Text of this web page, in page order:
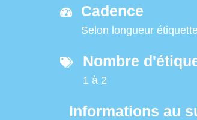
Cadence
Selon longueur
Nombre
1 à 2
Informations au